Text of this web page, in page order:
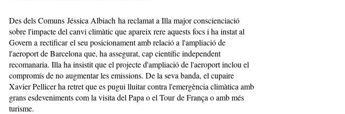
Des dels Comuns Jéssica Albiach ha reclamat a Illa major conscienciació
sobre l'impacte del canvi climàtic que apareix rere aquests focs i ha instat al
Govern a rectificar el seu posicionament amb relació a l'ampliació de
l'aeroport de Barcelona que, ha assegurat, cap científic independent
recomanaria. Illa ha insistit que el projecte d'ampliació de l'aeroport inclou el
compromís de no augmentar les emissions. De la seva banda, el cupaire
Xavier Pellicer ha retret que es pugui lluitar contra l'emergència climàtica amb
grans esdeveniments com la visita del Papa o el Tour de França o amb més
turisme.